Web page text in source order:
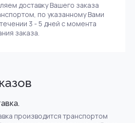
доставку Вашего заказа
по указанному Вами
3 - 5 дней с момента
заказа.
производится транспортом